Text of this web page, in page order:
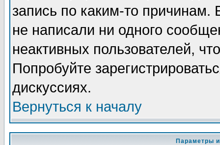
запись по каким-то
не написали ни одного
неактивных пользователей,
Попробуйте
дискуссиях.
Вернуться к началу
Параметры